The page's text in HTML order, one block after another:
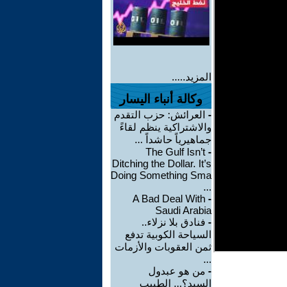
المزيد.....
وكالة أنباء اليسار
- العرائش: حزب التقدم
والاشتراكية ينظم لقاءً
جماهيرياً حاشداً ...
-
The Gulf Isn’t
Ditching the Dollar. It’s
Doing Something Sma
...
-
A Bad Deal With
Saudi Arabia
- فنادق بلا نزلاء..
السياحة الكوبية تدفع
ثمن العقوبات والأزمات
...
- من هو عبدول
السيد؟... الطبيب